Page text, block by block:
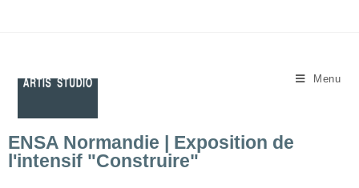
Menu
ENSA Normandie | Exposition de
l'intensif "Construire"